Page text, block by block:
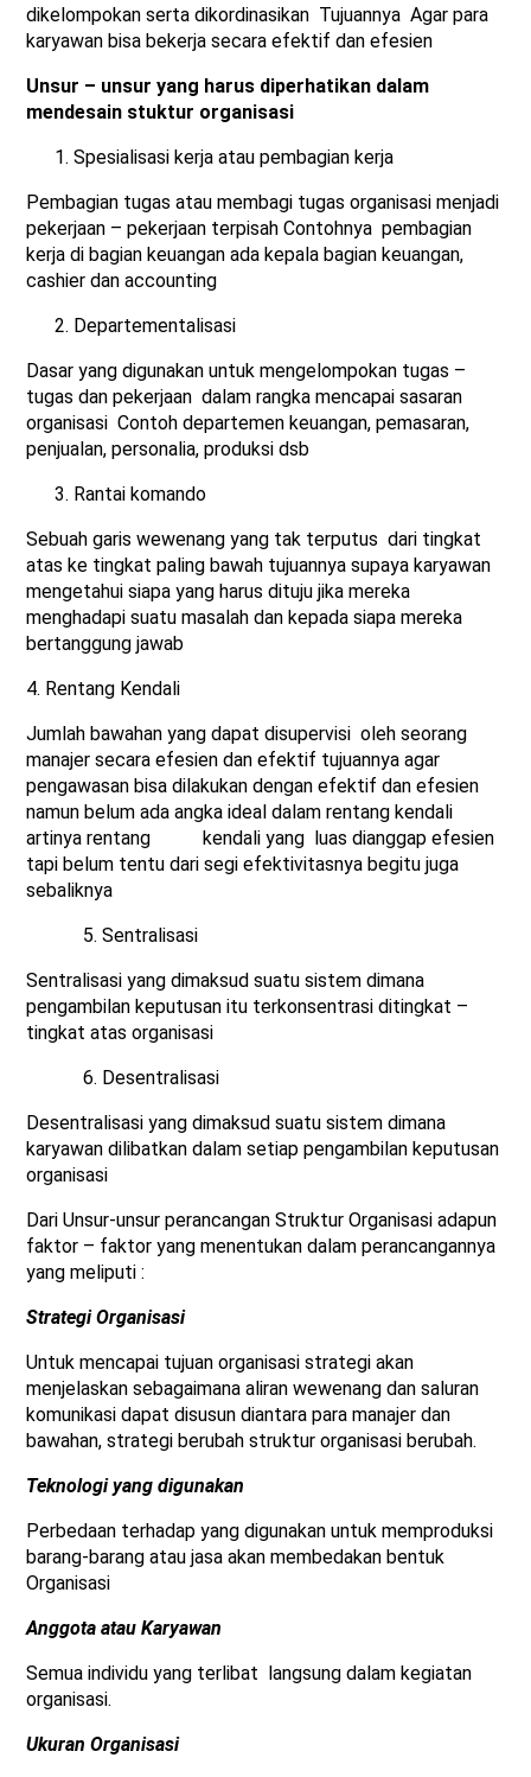
dikelompokan serta dikordinasikan Tujuannya Agar para
karyawan bisa bekerja secara efektif dan efesien
Unsur – unsur yang harus diperhatikan dalam
mendesain stuktur organisasi
Spesialisasi kerja atau pembagian kerja
Pembagian tugas atau membagi tugas organisasi menjadi
pekerjaan – pekerjaan terpisah Contohnya pembagian
kerja di bagian keuangan ada kepala bagian keuangan,
cashier dan accounting
Departementalisasi
Dasar yang digunakan untuk mengelompokan tugas –
tugas dan pekerjaan dalam rangka mencapai sasaran
organisasi Contoh departemen keuangan, pemasaran,
penjualan, personalia, produksi dsb
Rantai komando
Sebuah garis wewenang yang tak terputus dari tingkat
atas ke tingkat paling bawah tujuannya supaya karyawan
mengetahui siapa yang harus dituju jika mereka
menghadapi suatu masalah dan kepada siapa mereka
bertanggung jawab
4. Rentang Kendali
Jumlah bawahan yang dapat disupervisi oleh seorang
manajer secara efesien dan efektif tujuannya agar
pengawasan bisa dilakukan dengan efektif dan efesien
namun belum ada angka ideal dalam rentang kendali
artinya rentang kendali yang luas dianggap efesien
tapi belum tentu dari segi efektivitasnya begitu juga
sebaliknya
5. Sentralisasi
Sentralisasi yang dimaksud suatu sistem dimana
pengambilan keputusan itu terkonsentrasi ditingkat –
tingkat atas organisasi
6. Desentralisasi
Desentralisasi yang dimaksud suatu sistem dimana
karyawan dilibatkan dalam setiap pengambilan keputusan
organisasi
Dari Unsur-unsur perancangan Struktur Organisasi adapun
faktor – faktor yang menentukan dalam perancangannya
yang meliputi :
Strategi Organisasi
Untuk mencapai tujuan organisasi strategi akan
menjelaskan sebagaimana aliran wewenang dan saluran
komunikasi dapat disusun diantara para manajer dan
bawahan, strategi berubah struktur organisasi berubah.
Teknologi yang digunakan
Perbedaan terhadap yang digunakan untuk memproduksi
barang-barang atau jasa akan membedakan bentuk
Organisasi
Anggota atau Karyawan
Semua individu yang terlibat langsung dalam kegiatan
organisasi.
Ukuran Organisasi